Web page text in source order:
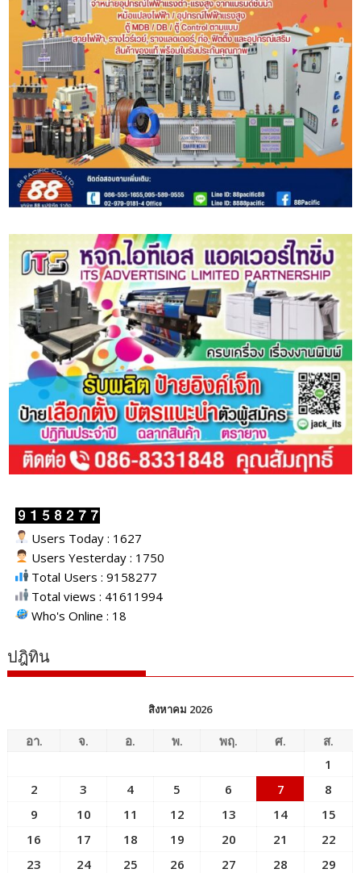
Users Today : 1627
Users Yesterday : 1750
Total Users : 9158277
Total views : 41611994
Who's Online : 18
ปฎิทิน
สิงหาคม 2026
อา. จ. อ. พ. พฤ. ศ.
ส.
1
2
3 4 5 6 7
8
9
10 11 12 13 14
15
16
17 18 19 20 21
22
23
24 25 26 27 28
29